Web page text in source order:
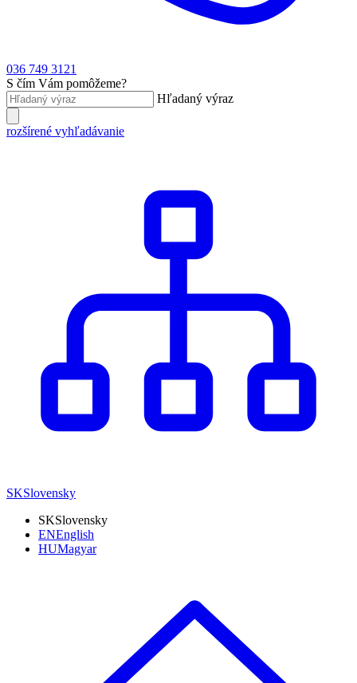
036 749 3121
S čím Vám pomôžeme?
Hľadaný výraz
rozšírené vyhľadávanie
SKSlovensky
SKSlovensky
ENEnglish
HUMagyar